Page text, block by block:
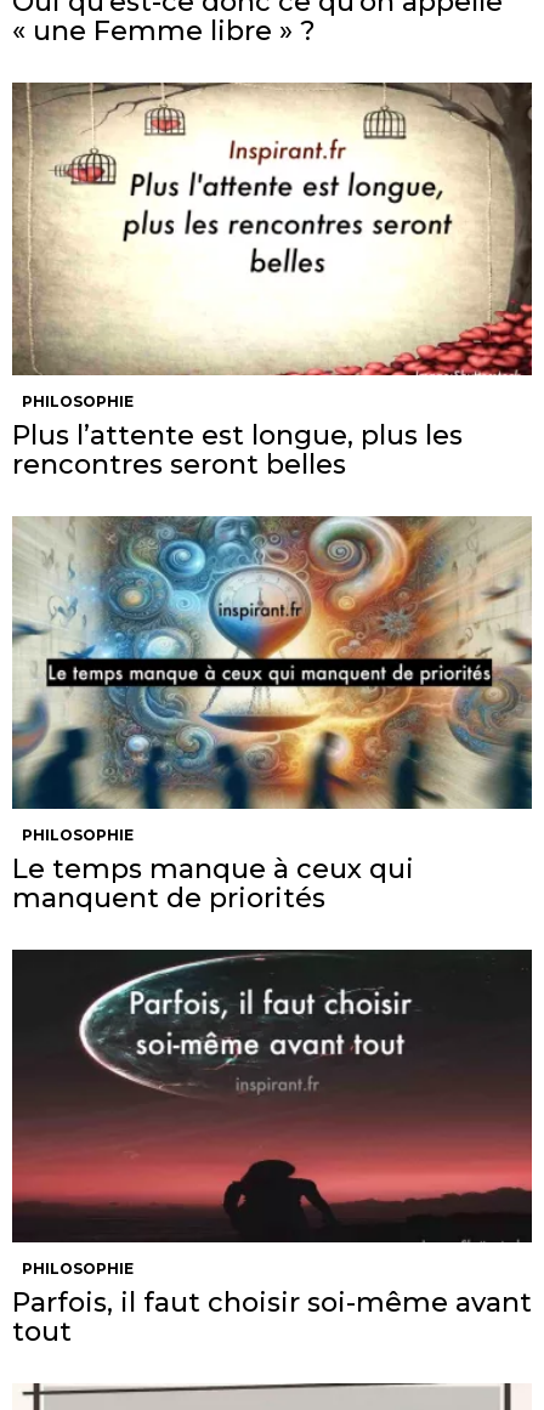
« une Femme libre » ?
PHILOSOPHIE
Plus l’attente est longue, plus les
rencontres seront belles
PHILOSOPHIE
Le temps manque à ceux qui
manquent de priorités
PHILOSOPHIE
Parfois, il faut choisir soi-même avant
tout